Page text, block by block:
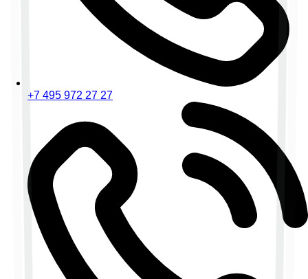
+7 495 972 27 27